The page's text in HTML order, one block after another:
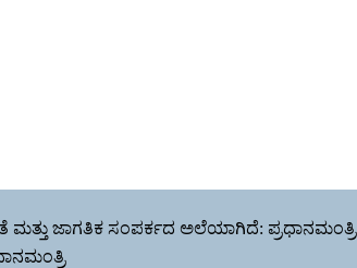
ಮತ್ತು ಜಾಗತಿಕ ಸಂಪರ್ಕದ ಅಲೆಯಾಗಿದೆ: ಪ್ರಧಾನಮಂತ್ರಿ